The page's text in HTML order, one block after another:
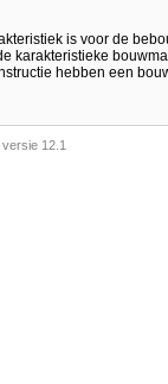
is voor de
karakteristieke
hebben een
12.1